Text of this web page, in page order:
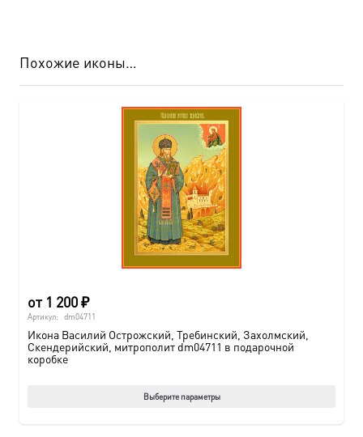
Похожие иконы…
от 1 200₽
Артикул: dm04711
Икона Василий Острожский, Требинский, Захолмский,
Скендерийский, митрополит dm04711 в подарочной
коробке
Выберите параметры